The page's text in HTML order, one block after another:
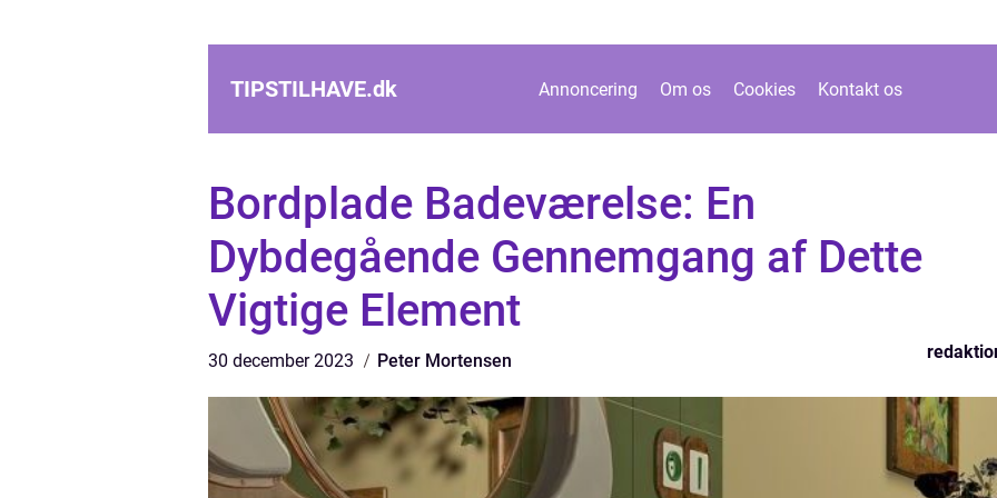
TIPSTILHAVE.dk Annoncering Om os Cookies Kontakt os
Bordplade Badeværelse: En
Dybdegående Gennemgang af Dette
Vigtige Element
30 december 2023 Peter Mortensen